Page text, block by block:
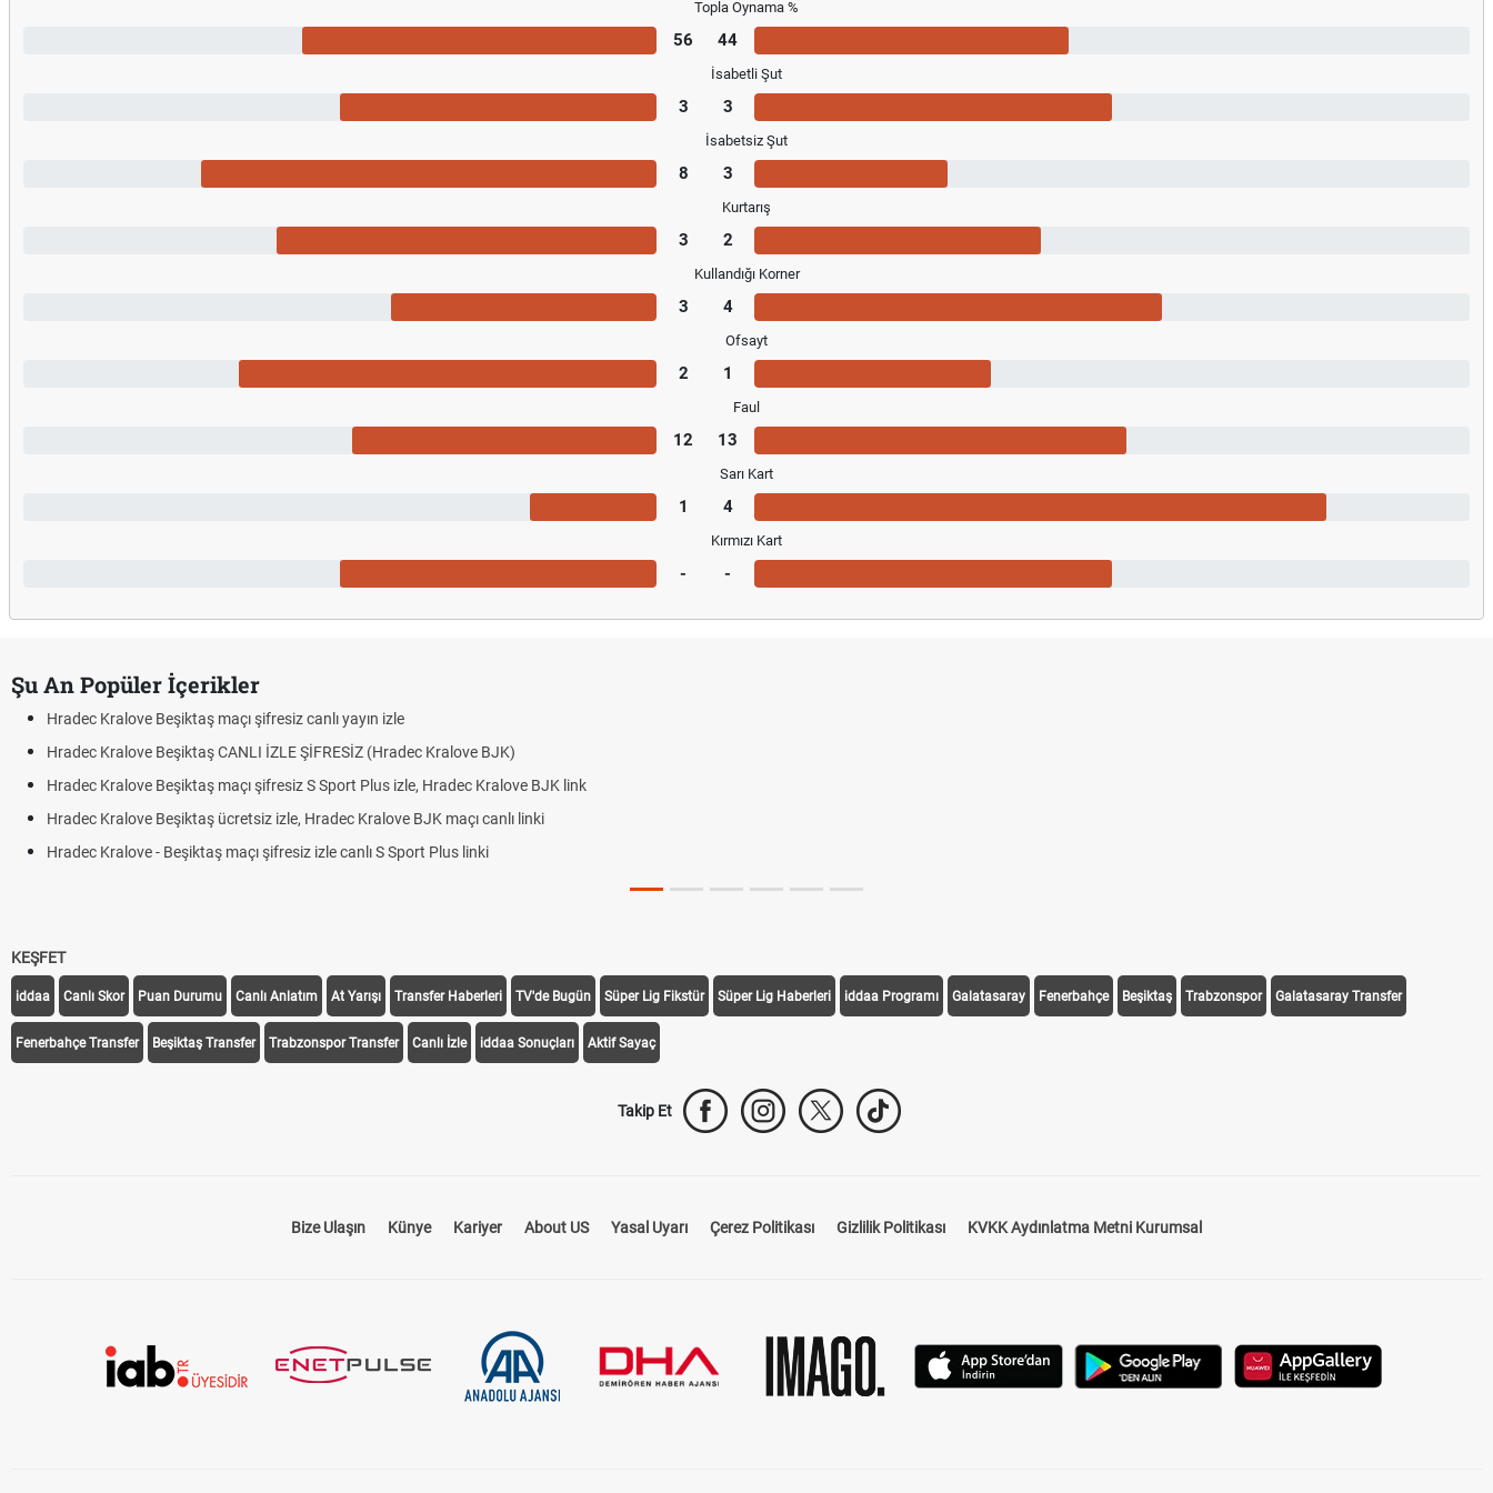
Topla Oynama %
56 44
İsabetli Şut
3 3
İsabetsiz Şut
8 3
Kurtarış
3 2
Kullandığı Korner
3 4
Ofsayt
2 1
Faul
12 13
Sarı Kart
1 4
Kırmızı Kart
- -
Şu An Popüler İçerikler
Hradec Kralove Beşiktaş maçı şifresiz canlı yayın izle
Hradec Kralove Beşiktaş CANLI İZLE ŞİFRESİZ (Hradec Kralove BJK)
Hradec Kralove Beşiktaş maçı şifresiz S Sport Plus izle, Hradec Kralove BJK link
Hradec Kralove Beşiktaş ücretsiz izle, Hradec Kralove BJK maçı canlı linki
Hradec Kralove - Beşiktaş maçı şifresiz izle canlı S Sport Plus linki
KEŞFET
iddaa Canlı Skor Puan Durumu Canlı Anlatım At Yarışı Transfer Haberleri TV'de Bugün Süper Lig Fikstür Süper Lig Haberleri iddaa Programı Galatasaray Fenerbahçe Beşiktaş Trabzonspor Galatasaray Transfer
Fenerbahçe Transfer Beşiktaş Transfer Trabzonspor Transfer Canlı İzle iddaa Sonuçları Aktif Sayaç
Takip Et
Bize Ulaşın Künye Kariyer About US Yasal Uyarı Çerez Politikası Gizlilik Politikası KVKK Aydınlatma Metni Kurumsal